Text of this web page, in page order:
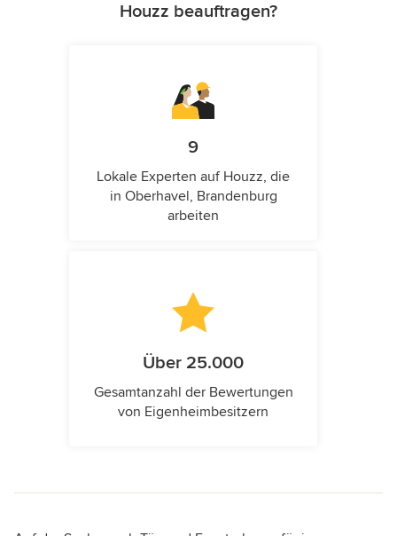
Houzz beauftragen?
9
Lokale Experten auf Houzz, die
in Oberhavel, Brandenburg
arbeiten
Über 25.000
Gesamtanzahl der Bewertungen
von Eigenheimbesitzern